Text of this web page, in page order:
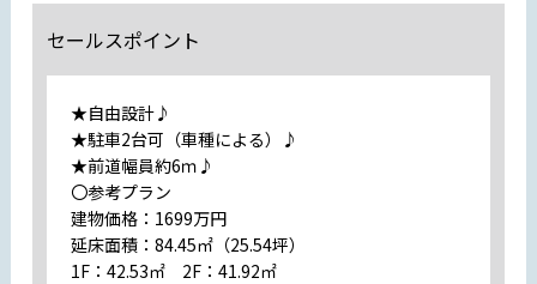
セールスポイント
★自由設計♪
★駐車2台可（車種による）♪
★前道幅員約6ｍ♪
〇参考プラン
建物価格：1699万円
延床面積：84.45㎡（25.54坪）
1F：42.53㎡ 2F：41.92㎡